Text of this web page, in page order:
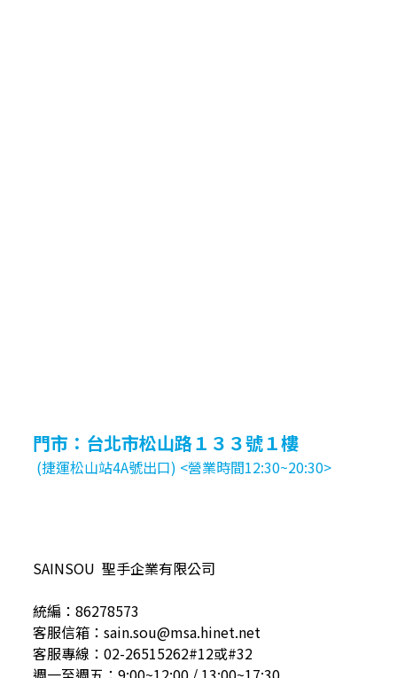
門市：台北市松山路１３３號１樓
(捷運松山站4A號出口) <營業時間12:30~20:30>
SAINSOU 聖手企業有限公司
統編：86278573
客服信箱：sain.sou@msa.hinet.net
客服專線：02-26515262#12或#32